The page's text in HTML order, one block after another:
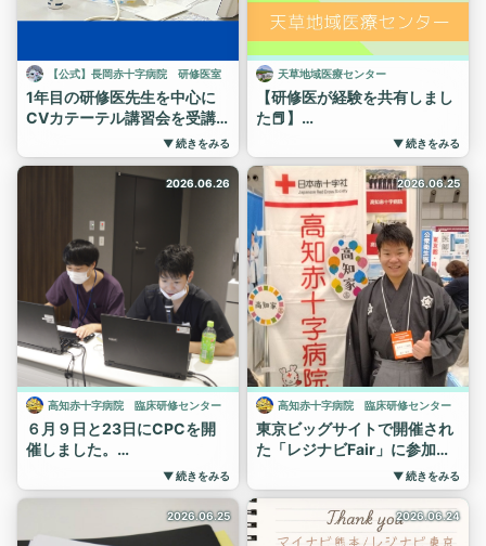
【公式】長岡赤十字病院 研修医室
1年目の研修医先生を中心に
CVカテーテル講習会を受講
座学で解剖や適応・合併症に
ついて学び、シミュレーター
物品準備から穿刺・固定ま
で、一連の手技を繰り返し練
習しました。
指導医の先生方ありがとうご
ざいました！
#長岡赤十字病院#長岡日赤#
研修医#医学生#赤十字#長岡
#新潟#臨床研修#講習会#cv
カテーテル
▼ 続きをみる
天草地域医療センター
【研修医が経験を共有しまし
た📕】
毎月開催している研修医によ
る「心に残った症例」発表
会。
今回は2症例の発表が行われ
ました。
１例目は、臨床推論を重ねな
がら患者さんに向き合った症
例。
２例目は、特殊な背景を持つ
患者さんに対し、その方に合
わせたアセスメントを行うこ
とで良好な関係構築につなが
った症例でした。
発表後のディスカッション
では、各診療科の医師から多
くの意見や質問が寄せられ、
診療科の垣根を越えて学びを
共有する時間となりました。
ある医師からは「もっとたく
さんコンサルトしたくなりま
▼ 続きをみる
2026.06.26
高知赤十字病院 臨床研修センター
６月９日と23日にCPCを開
催しました。
国が定める基準として、初期
臨床研修の2年間に最低1例の
病理解剖についてCPCでの症
例提示とレポート作成・提出
▼ 続きをみる
2026.06.25
高知赤十字病院 臨床研修センター
東京ビッグサイトで開催され
た「レジナビFair」に参加し
高知県一丸となって、高知県
での臨床研修の魅力をPRしま
した。
▼ 続きをみる
2026.06.25 2026.06.24